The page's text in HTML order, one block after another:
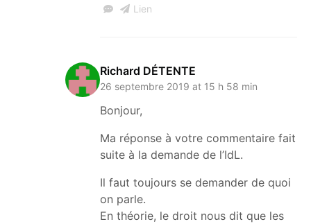
Lien
Richard DÉTENTE
26 septembre 2019 at 15 h 58 min
Bonjour,
Ma réponse à votre commentaire fait
suite à la demande de l’IdL.
Il faut toujours se demander de quoi
on parle.
En théorie, le droit nous dit que les